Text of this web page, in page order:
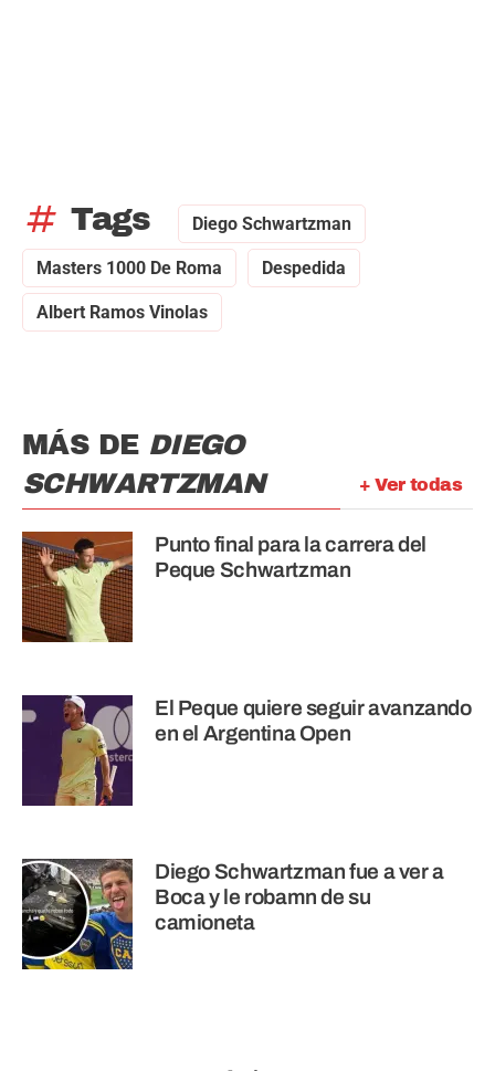
tag Tags Diego Schwartzman
Masters 1000 De Roma Despedida
Albert Ramos Vinolas
+ Ver todas
MÁS DE DIEGO
SCHWARTZMAN
Punto final para la carrera del
Peque Schwartzman
El Peque quiere seguir avanzando
en el Argentina Open
Diego Schwartzman fue a ver a
Boca y le robamn de su
camioneta